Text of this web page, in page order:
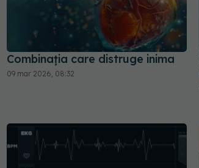
Combinația care distruge inima
09 mar 2026, 08:32